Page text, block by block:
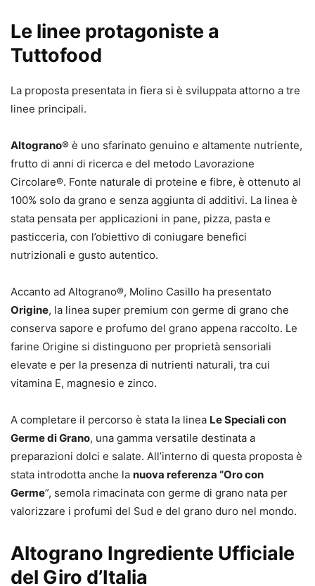
Le linee protagoniste a
Tuttofood
La proposta presentata in fiera si è sviluppata attorno a tre
linee principali.
Altograno® è uno sfarinato genuino e altamente nutriente,
frutto di anni di ricerca e del metodo Lavorazione
Circolare®. Fonte naturale di proteine e fibre, è ottenuto al
100% solo da grano e senza aggiunta di additivi. La linea è
stata pensata per applicazioni in pane, pizza, pasta e
pasticceria, con l’obiettivo di coniugare benefici
nutrizionali e gusto autentico.
Accanto ad Altograno®, Molino Casillo ha presentato
Origine, la linea super premium con germe di grano che
conserva sapore e profumo del grano appena raccolto. Le
farine Origine si distinguono per proprietà sensoriali
elevate e per la presenza di nutrienti naturali, tra cui
vitamina E, magnesio e zinco.
A completare il percorso è stata la linea Le Speciali con
Germe di Grano, una gamma versatile destinata a
preparazioni dolci e salate. All’interno di questa proposta è
stata introdotta anche la nuova referenza “Oro con
Germe”, semola rimacinata con germe di grano nata per
valorizzare i profumi del Sud e del grano duro nel mondo.
Altograno Ingrediente Ufficiale
del Giro d’Italia